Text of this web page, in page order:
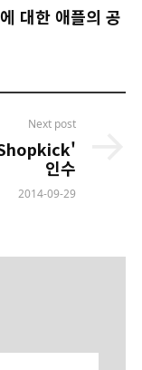
대한 애플의 공
Next post
인수
2014-09-29